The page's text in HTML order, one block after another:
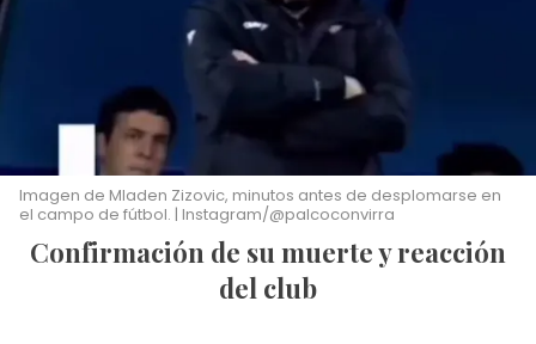
Imagen de Mladen Zizovic, minutos antes de desplomarse en
el campo de fútbol. | Instagram/@palcoconvirra
Confirmación de su muerte y reacción
del club